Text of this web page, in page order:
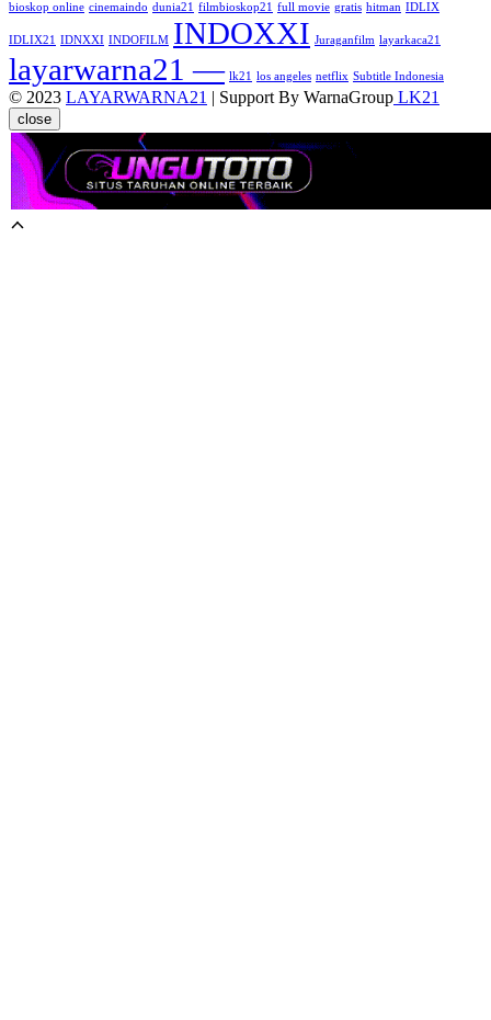
bioskop online cinemaindo dunia21 filmbioskop21 full movie gratis hitman IDLIX
IDLIX21 IDNXXI INDOFILM INDOXXI Juraganfilm layarkaca21
layarwarna21 — lk21 los angeles netflix Subtitle Indonesia
© 2023 LAYARWARNA21 | Support By WarnaGroup LK21
close